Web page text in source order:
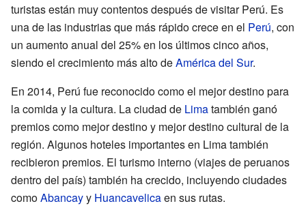
turistas están muy contentos después de visitar Perú. Es
una de las industrias que más rápido crece en el Perú, con
un aumento anual del 25% en los últimos cinco años,
siendo el crecimiento más alto deAmérica del Sur.
En 2014, Perú fue reconocido como el mejor destino para
la comida y la cultura. La ciudad de Limatambién ganó
premios como mejor destino y mejor destino cultural de la
región. Algunos hoteles importantes en Lima también
recibieron premios. El turismo interno (viajes de peruanos
dentro del país) también ha crecido, incluyendo ciudades
comoAbancayy Huancavelicaen sus rutas.